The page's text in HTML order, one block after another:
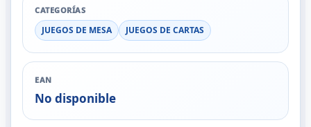
CATEGORÍAS
JUEGOS DE MESA JUEGOS DE CARTAS
EAN
No disponible